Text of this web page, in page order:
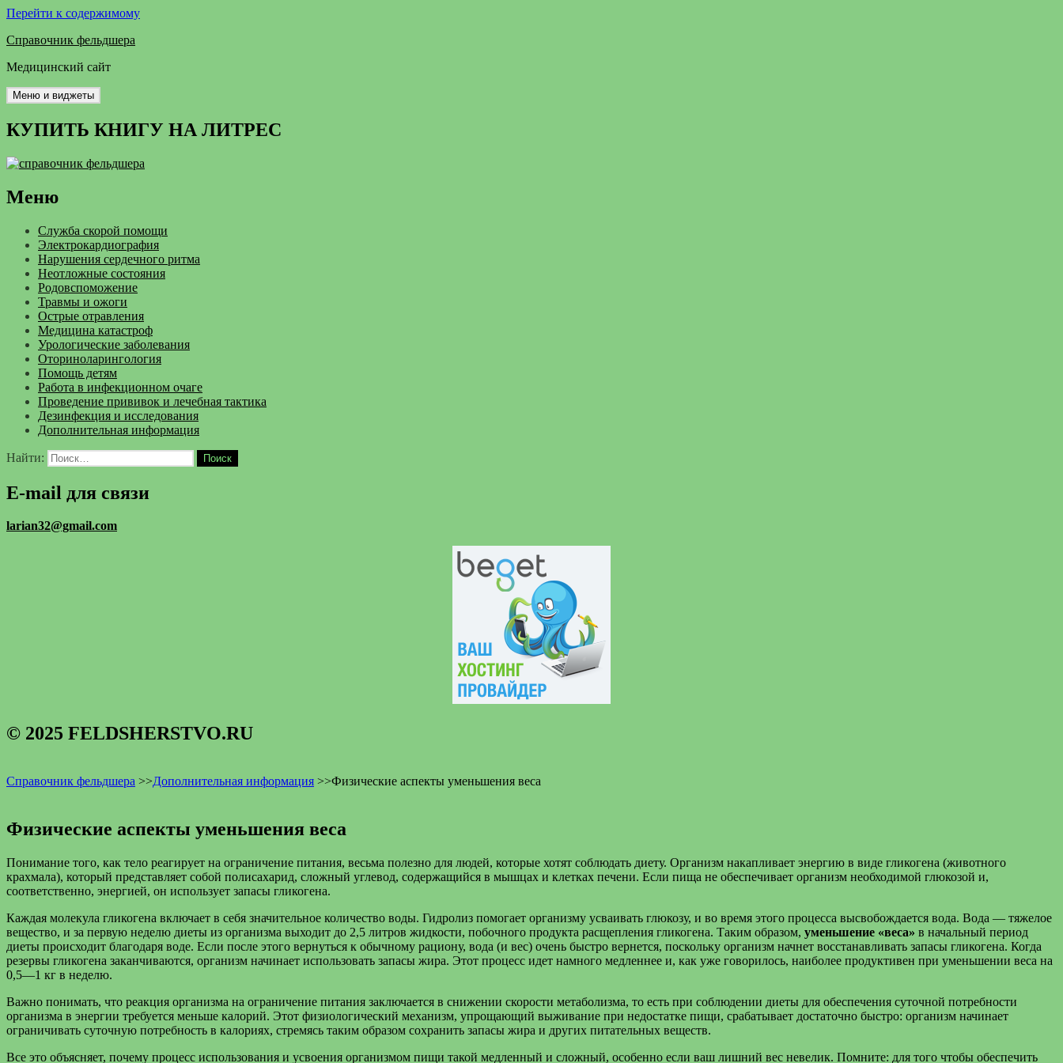
Перейти к содержимому
Справочник фельдшера
Медицинский сайт
Меню и виджеты
КУПИТЬ КНИГУ НА ЛИТРЕС
Меню
Служба скорой помощи
Электрокардиография
Нарушения сердечного ритма
Неотложные состояния
Родовспоможение
Травмы и ожоги
Острые отравления
Медицина катастроф
Урологические заболевания
Оториноларингология
Помощь детям
Работа в инфекционном очаге
Проведение прививок и лечебная тактика
Дезинфекция и исследования
Дополнительная информация
Найти:
E-mail для связи
larian32@gmail.com
© 2025 FELDSHERSTVO.RU
Справочник фельдшера >>Дополнительная информация >>Физические аспекты уменьшения веса
Физические аспекты уменьшения веса
Понимание того, как тело реагирует на ограничение питания, весьма полезно для людей, которые хотят соблюдать диету. Организм накапливает энергию в виде гликогена (животного
крахмала), который представляет собой полисахарид, сложный углевод, содержащийся в мышцах и клетках печени. Если пища не обеспечивает организм необходимой глюкозой и,
соответственно, энергией, он использует запасы гликогена.
Каждая молекула гликогена включает в себя значительное количество воды. Гидролиз помогает организму усваивать глюкозу, и во время этого процесса высвобождается вода. Вода — тяжелое
вещество, и за первую неделю диеты из организма выходит до 2,5 литров жидкости, побочного продукта расщепления гликогена. Таким образом, уменьшение «веса» в начальный период
диеты происходит благодаря воде. Если после этого вернуться к обычному рациону, вода (и вес) очень быстро вернется, поскольку организм начнет восстанавливать запасы гликогена. Когда
резервы гликогена заканчиваются, организм начинает использовать запасы жира. Этот процесс идет намного медленнее и, как уже говорилось, наиболее продуктивен при уменьшении веса на
0,5—1 кг в неделю.
Важно понимать, что реакция организма на ограничение питания заключается в снижении скорости метаболизма, то есть при соблюдении диеты для обеспечения суточной потребности
организма в энергии требуется меньше калорий. Этот физиологический механизм, упрощающий выживание при недостатке пищи, срабатывает достаточно быстро: организм начинает
ограничивать суточную потребность в калориях, стремясь таким образом сохранить запасы жира и других питательных веществ.
Все это объясняет, почему процесс использования и усвоения организмом пищи такой медленный и сложный, особенно если ваш лишний вес невелик. Помните: для того чтобы обеспечить